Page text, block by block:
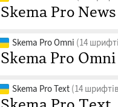
Skema Pro Omni (14
Skema Pro Text (14